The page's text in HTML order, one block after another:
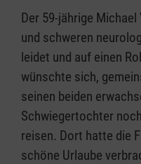
Der 59-jährige
und schweren
leidet und auf einen
wünschte sich,
seinen beiden
Schwiegertochter
reisen. Dort hatte die
schöne Urlaube